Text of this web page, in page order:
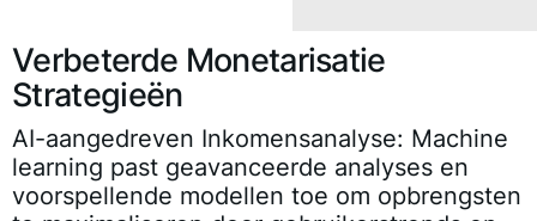
Verbeterde Monetarisatie
Strategieën
AI-aangedreven Inkomensanalyse: Machine
learning past geavanceerde analyses en
voorspellende modellen toe om opbrengsten